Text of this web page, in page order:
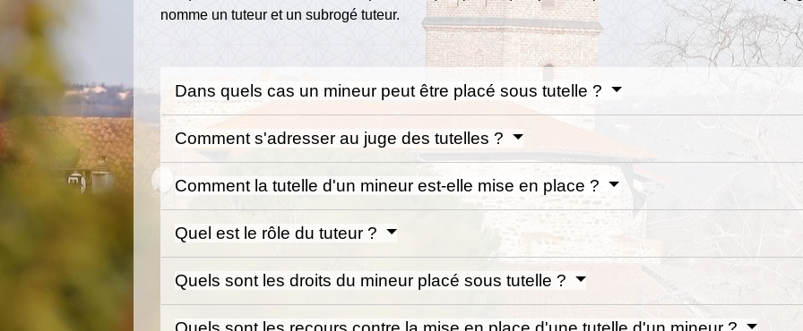
nomme un tuteur et un subrogé tuteur.
Dans quels cas un mineur peut être placé sous tutelle ?
Comment s'adresser au juge des tutelles ?
Comment la tutelle d'un mineur est-elle mise en place ?
Quel est le rôle du tuteur ?
Quels sont les droits du mineur placé sous tutelle ?